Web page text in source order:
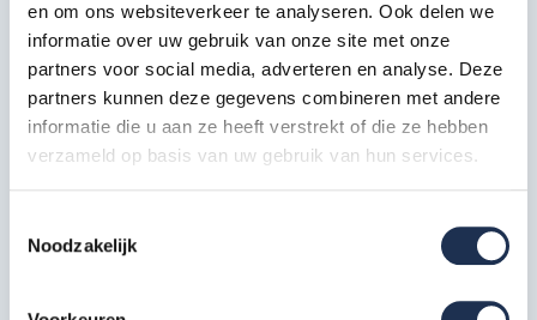
en om ons websiteverkeer te analyseren. Ook delen we
informatie over uw gebruik van onze site met onze
partners voor social media, adverteren en analyse. Deze
partners kunnen deze gegevens combineren met andere
informatie die u aan ze heeft verstrekt of die ze hebben
verzameld op basis van uw gebruik van hun services.
Noodzakelijk
2x
Telestabilisator 200 cm
Artikelcode: 40212
Kantplankset aluminium 75x190
Artikelcode: 40230